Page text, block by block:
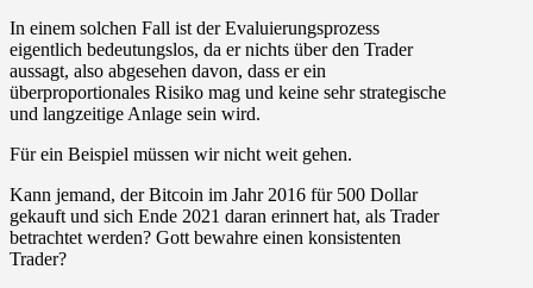
In einem solchen Fall ist der Evaluierungsprozess
eigentlich bedeutungslos, da er nichts über den Trader
aussagt, also abgesehen davon, dass er ein
überproportionales Risiko mag und keine sehr strategische
und langzeitige Anlage sein wird.
Für ein Beispiel müssen wir nicht weit gehen.
Kann jemand, der Bitcoin im Jahr 2016 für 500 Dollar
gekauft und sich Ende 2021 daran erinnert hat, als Trader
betrachtet werden? Gott bewahre einen konsistenten
Trader?